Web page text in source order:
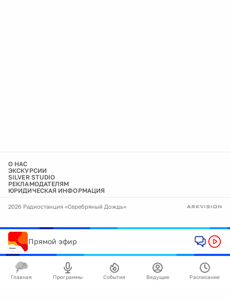
О НАС
ЭКСКУРСИИ
SILVER STUDIO
РЕКЛАМОДАТЕЛЯМ
ЮРИДИЧЕСКАЯ ИНФОРМАЦИЯ
2026 Радиостанция «Серебряный Дождь»
Прямой эфир
Главная Программы События Ведущие Расписание